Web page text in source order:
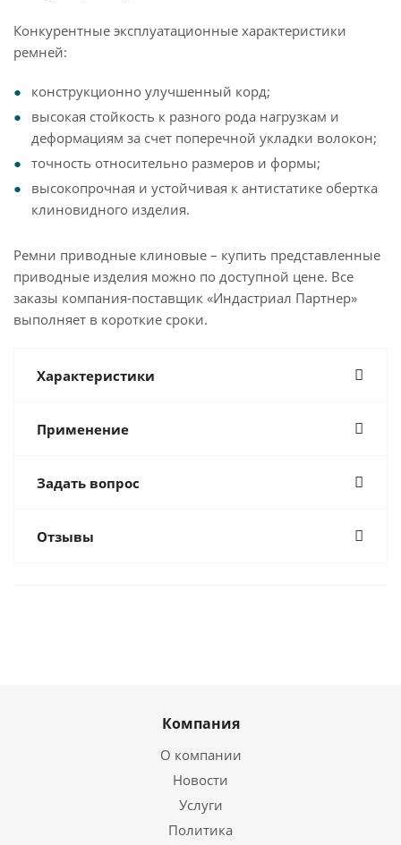
Конкурентные эксплуатационные характеристики
ремней:
конструкционно улучшенный корд;
высокая стойкость к разного рода нагрузкам и
деформациям за счет поперечной укладки волокон;
точность относительно размеров и формы;
высокопрочная и устойчивая к антистатике обертка
клиновидного изделия.
Ремни приводные клиновые – купить представленные
приводные изделия можно по доступной цене. Все
заказы компания-поставщик «Индастриал Партнер»
выполняет в короткие сроки.
Характеристики
Применение
Задать вопрос
Отзывы
Компания
О компании
Новости
Услуги
Политика